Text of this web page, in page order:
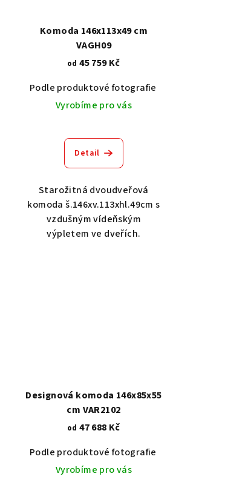
Dub tmavý 2208 Ořech střední BT79T3
Akát vintage BT1551 Dub světlý 2209
Komoda 146x113x49 cm
VAGH09
od 45 759 Kč
Podle produktové fotografie
Vyrobíme pro vás
Detail
Starožitná dvoudveřová
komoda š.146xv.113xhl.49cm s
vzdušným vídeňským
výpletem ve dveřích.
Dub tmavý 2208 Ořech střední BT79T3
Akát vintage BT1551 Dub světlý 2209
Designová komoda 146x85x55
cm VAR2102
od 47 688 Kč
Podle produktové fotografie
Vyrobíme pro vás